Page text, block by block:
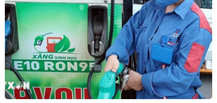
thai, nặng gần 700 gram
09/08/2026 04:44
Đầu tư cho sức khỏe từ phòng bệnh
đến hạ tầng y tế
09/08/2026 03:29